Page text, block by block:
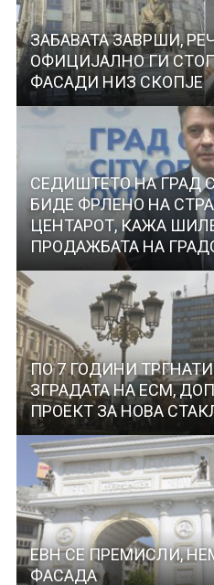
ЗАБАВАТА ЗАВРШИ,
ОФИЦИЈАЛНО ГИ
ФАСАДИ НИЗ СКОПЈЕ
СЕДИШТЕТО НА ГРАД
БИДЕ ФРЛЕНО НА
ЦЕНТАРОТ, КАЖА
ПРОДАЖБАТА НА
ПО 7 ГОДИНИ
ЗГРАДАТА НА ЕСМ,
ПРОЕКТ ЗА НОВА
ЕВН СЕ ПРЕМИСЛИ,
ФАСАДА